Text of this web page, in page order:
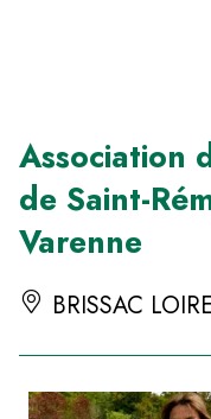
Association
de Saint-
Varenne
BRISSAC